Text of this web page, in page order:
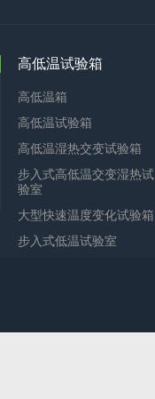
高低温试验箱
高低温箱
高低温试验箱
高低温湿热交变试验箱
步入式高低温交变湿热试
验室
大型快速温度变化试验箱
步入式低温试验室